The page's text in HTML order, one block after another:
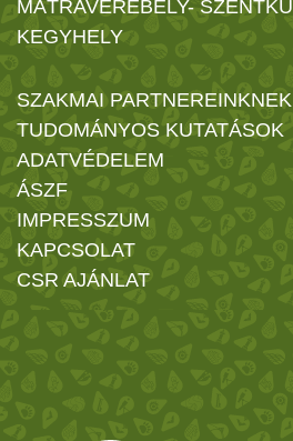
MÁTRAVEREBÉLY-
KEGYHELY
SZAKMAI PARTNEREINKNEK
TUDOMÁNYOS KUTATÁSOK
ADATVÉDELEM
ÁSZF
IMPRESSZUM
KAPCSOLAT
CSR AJÁNLAT